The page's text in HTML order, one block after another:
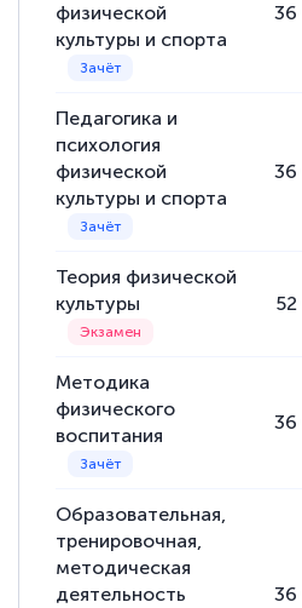
физической
культуры и спорта
36
Педагогика и
психология
физической
культуры и спорта
36
Теория физической
культуры
52
Методика
физического
воспитания
36
Образовательная,
тренировочная,
методическая
деятельность
36